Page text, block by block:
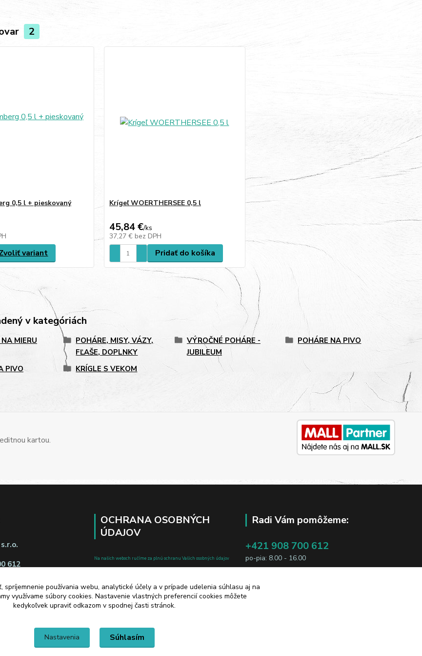
2
0,5 l + pieskovaný
variant
Krígeľ WOERTHERSEE 0,5 l
45,84 €/ks
37,27 € bez DPH
Pridať do košíka
v kategóriách
MIERU
POHÁRE, MISY, VÁZY,
FĽAŠE, DOPLNKY
VÝROČNÉ POHÁRE -
JUBILEUM
POHÁRE NA PIVO
PIVO KRÍGLE S VEKOM
kartou.
612
tu
OCHRANA OSOBNÝCH
ÚDAJOV
Na našich weboch ručíme za plnú ochranu Vašich osobných údajov
chránené v zmysle zákona č.122/2013 Z.z. o ochrane osobných údajov
a o zmene a doplnení niektorých zákonov.
Radi Vám pomôžeme:
+421 908 700 612
po-pia: 8.00 - 16.00
spríjemnenie používania webu, analytické účely a v prípade udelenia súhlasu aj na
využívame súbory cookies. Nastavenie vlastných preferencií cookies môžete
kedykoľvek upraviť odkazom v spodnej časti stránok.
Nastavenia Súhlasím